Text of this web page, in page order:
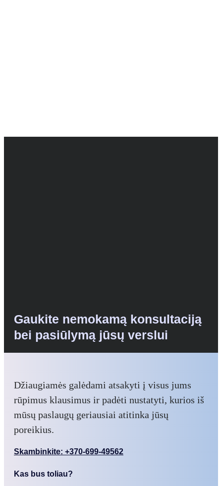
Gaukite nemokamą konsultaciją
bei pasiūlymą jūsų verslui
Džiaugiamės galėdami atsakyti į visus jums
rūpimus klausimus ir padėti nustatyti, kurios iš
mūsų paslaugų geriausiai atitinka jūsų
poreikius.
Skambinkite: +370-699-49562
Kas bus toliau?